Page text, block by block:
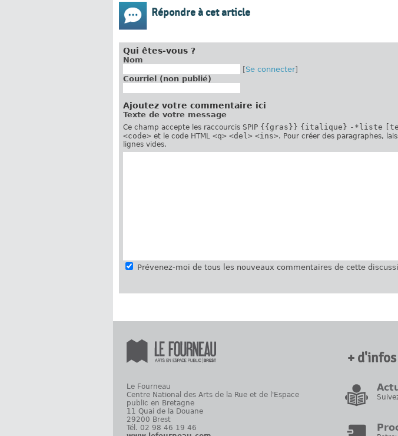
Répondre à cet article
Qui êtes-vous ?
Nom
[Se connecter]
Courriel (non publié)
Ajoutez votre commentaire ici
Texte de votre message
Ce champ accepte les raccourcis SPIP {{gras}} {italique} -*liste
<code> et le code HTML <q> <del> <ins>. Pour créer des paragraphes,
lignes vides.
Prévenez-moi de tous les nouveaux commentaires de cette
Le Fourneau
Centre National des Arts de la Rue et de l'Espace
public en Bretagne
11 Quai de la Douane
29200 Brest
Tél. 02 98 46 19 46
+